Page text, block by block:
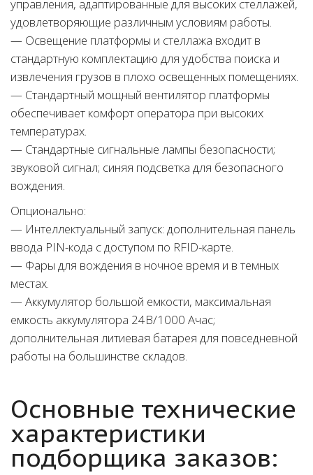
управления, адаптированные для высоких стеллажей,
удовлетворяющие различным условиям работы.
— Освещение платформы и стеллажа входит в
стандартную комплектацию для удобства поиска и
извлечения грузов в плохо освещенных помещениях.
— Стандартный мощный вентилятор платформы
обеспечивает комфорт оператора при высоких
температурах.
— Стандартные сигнальные лампы безопасности;
звуковой сигнал; синяя подсветка для безопасного
вождения.
Опционально:
— Интеллектуальный запуск: дополнительная панель
ввода PIN-кода с доступом по RFID-карте.
— Фары для вождения в ночное время и в темных
местах.
— Аккумулятор большой емкости, максимальная
емкость аккумулятора 24В/1000 Ачас;
дополнительная литиевая батарея для повседневной
работы на большинстве складов.
Основные технические
характеристики
подборщика заказов: